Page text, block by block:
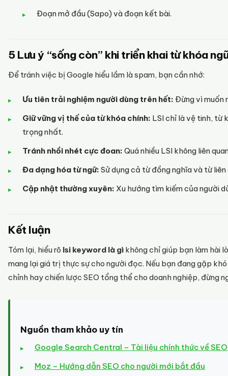
Đoạn mở đầu (Sapo) và đoạn kết bài.
5 Lưu ý “sống còn” khi triển khai từ khóa
Để tránh việc bị Google hiểu lầm là spam, bạn cần nhớ:
Ưu tiên trải nghiệm người dùng trên hết: Đừng vì muốn
Giữ vững vị thế của từ khóa chính: LSI chỉ là vệ tinh, từ
trọng nhất.
Tránh nhồi nhét cực đoan: Quá nhiều LSI không liên
Đa dạng hóa từ ngữ: Sử dụng cả từ đồng nghĩa và từ liên
Cập nhật thường xuyên: Xu hướng tìm kiếm của người
Kết luận
Tóm lại, hiểu rõ lsi keyword là gì không chỉ giúp bạn làm hài
mang lại giá trị thực sự cho người đọc. Nếu bạn đang gặp
chỉnh hay chiến lược SEO tổng thể cho doanh nghiệp, đừng
Nguồn tham khảo uy tín
Google Search Central – Tài liệu chính thức về SEO
Moz – Hướng dẫn SEO cho người mới bắt đầu